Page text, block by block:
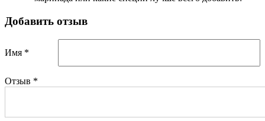
Добавить отзыв
Имя *
Отзыв *